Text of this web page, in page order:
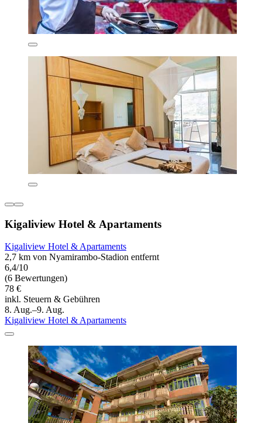
Kigaliview Hotel & Apartaments
Kigaliview Hotel & Apartaments
2,7 km von Nyamirambo-Stadion entfernt
6,4/10
(6 Bewertungen)
78 €
inkl. Steuern & Gebühren
8. Aug.–9. Aug.
Kigaliview Hotel & Apartaments